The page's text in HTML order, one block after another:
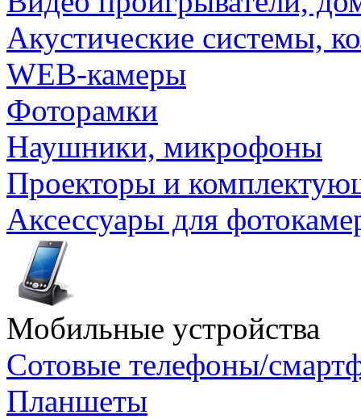
Акустические системы,
WEB-камеры
Фоторамки
Наушники, микрофоны
Проекторы и
Аксессуары для
Мобильные устройства
Сотовые телефоны/
Планшеты